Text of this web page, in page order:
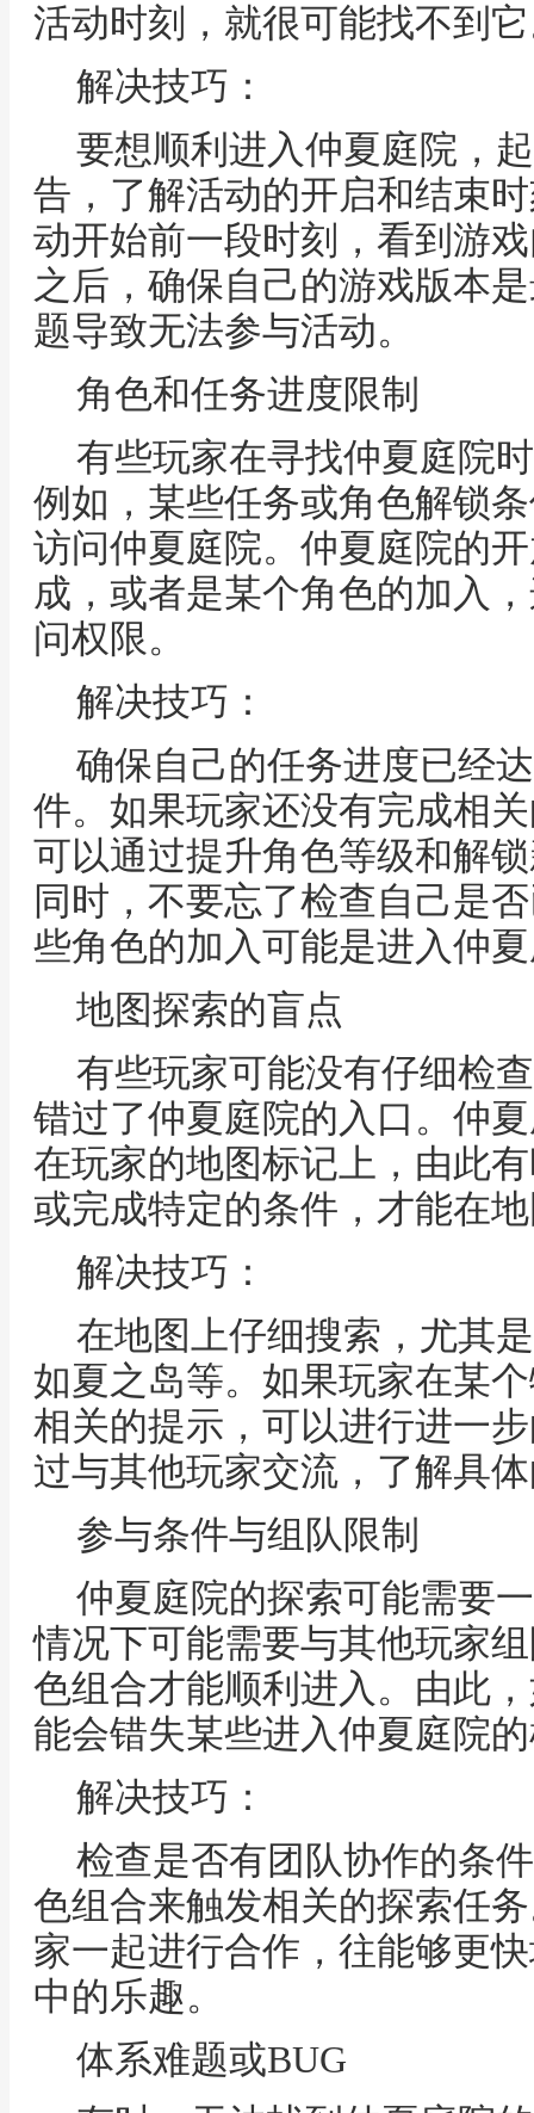
活动时刻，就很可能找不到
解决技巧：
要想顺利进入仲夏庭院，
告，了解活动的开启和结束
动开始前一段时刻，看到游
之后，确保自己的游戏版本
题导致无法参与活动。
角色和任务进度限制
有些玩家在寻找仲夏庭院
例如，某些任务或角色解锁
访问仲夏庭院。仲夏庭院的
成，或者是某个角色的加入
问权限。
解决技巧：
确保自己的任务进度已经
件。如果玩家还没有完成相
可以通过提升角色等级和解
同时，不要忘了检查自己是
些角色的加入可能是进入仲
地图探索的盲点
有些玩家可能没有仔细检
错过了仲夏庭院的入口。仲
在玩家的地图标记上，由此
或完成特定的条件，才能在
解决技巧：
在地图上仔细搜索，尤其
如夏之岛等。如果玩家在某
相关的提示，可以进行进一
过与其他玩家交流，了解具
参与条件与组队限制
仲夏庭院的探索可能需要
情况下可能需要与其他玩家
色组合才能顺利进入。由此
能会错失某些进入仲夏庭院
解决技巧：
检查是否有团队协作的条
色组合来触发相关的探索任
家一起进行合作，往能够更
中的乐趣。
体系难题或BUG